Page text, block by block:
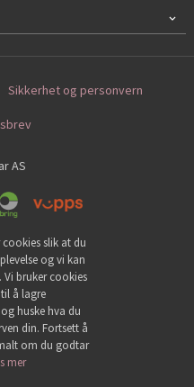
Sikkerhet og personvern
AS
slik at du
og vi kan
Vi bruker cookies
å lagre
huske hva du
din. Fortsett å
om du godtar
mer